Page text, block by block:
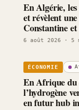
En Algérie,
et révèlent
Constantine
6 août 2026 · 5
ÉCONOMIE
En Afrique du
l’hydrogène
en futur hub